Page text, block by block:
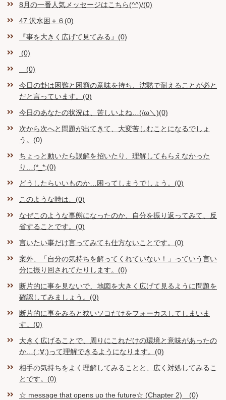
8月の一番人気メッセージはこちら(^^)/(0)
47 沢水困＋６(0)
『事を大きく広げて見てみる』(0)
(0)
(0)
今日の卦は困難と困窮の意味を持ち、沈黙で耐えることが必と
だと言っています。(0)
今日のあなたの状況は、苦しいよね…(/ω＼)(0)
次から次へと問題が出てきて、大変苦しむことになるでしょ
う。(0)
ちょっと動いたら誤解を招いたり、理解してもらえなかった
り…(*_*;(0)
どうしたらいいものか…困ってしまうでしょう。(0)
このような時は、(0)
なぜこのような事態になったのか、自分を振り返ってみて、反
省することです。(0)
言いたい事だけ言ってみても仕方ないことです。(0)
案外、「自分の気持ちを解ってくれていない！」っていう言い
分に振り回されてたりします。(0)
断片的に事を見ないで、地図を大きく広げて見るように問題を
確認してみましょう。(0)
断片的に事をみると狭いソコだけをフォーカスしてしまいま
す。(0)
大きく広げることで、周りにこれだけの環境と意味があったの
か…( ;∀;)って理解できるようになります。(0)
相手の気持ちをよく理解してみることと、広く対処してみるこ
とです。(0)
☆ message that opens up the future☆ (Chapter 2) (0)